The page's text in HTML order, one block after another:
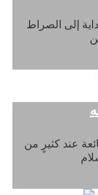
إلى الصراط
عند كثيرٍ من